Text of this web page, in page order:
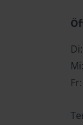
Di:
Mi:
Fr: